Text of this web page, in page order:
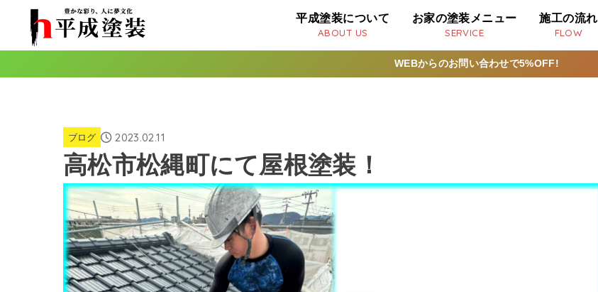
平成塗装について
ABOUT US
お家の塗装メニュー
SERVICE
施工の流れ
FLOW
WEBからのお問い合わせで5%OFF!
ブログ 2023.02.11
高松市松縄町にて屋根塗装！